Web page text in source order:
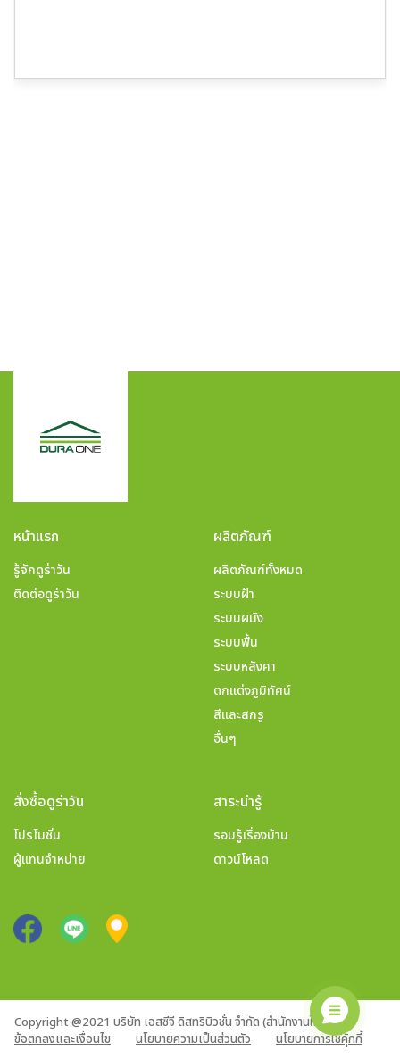
หน้าแรก
รู้จักดูร่าวัน
ติดต่อดูร่าวัน
ผลิตภัณฑ์
ผลิตภัณฑ์ทั้งหมด
ระบบฝ้า
ระบบผนัง
ระบบพื้น
ระบบหลังคา
ตกแต่งภูมิทัศน์
สีและสกรู
อื่นๆ
สั่งซื้อดูร่าวัน
โปรโมชั่น
ผู้แทนจำหน่าย
สาระน่ารู้
รอบรู้เรื่องบ้าน
ดาวน์โหลด
Copyright @2021 บริษัท เอสซีจี ดิสทริบิวชั่น จำกัด (สำนักงานใหญ่)
ข้อตกลงและเงื่อนไข
นโยบายความเป็นส่วนตัว นโยบายการใช้คุ้กกี้